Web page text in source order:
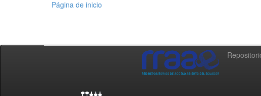
Página de inicio